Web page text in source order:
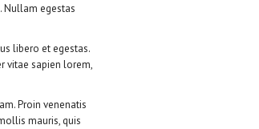
Nullam egestas
libero et egestas.
vitae sapien lorem,
Proin venenatis
mauris, quis